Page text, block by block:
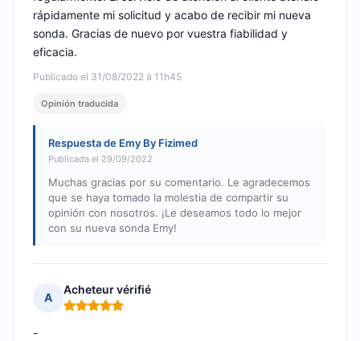
Publicado el 31/08/2022 à 11h45
rápidamente mi solicitud y acabo de recibir mi nueva
sonda. Gracias de nuevo por vuestra fiabilidad y
eficacia.
Opinión traducida
Respuesta de Emy By Fizimed
Publicada el 29/09/2022
Muchas gracias por su comentario. Le agradecemos
que se haya tomado la molestia de compartir su
opinión con nosotros. ¡Le deseamos todo lo mejor
con su nueva sonda Emy!
A
Acheteur vérifié
Nota: 5 de 5
-